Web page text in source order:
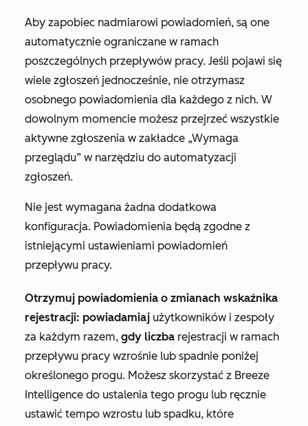
Aby zapobiec nadmiarowi powiadomień, są one
automatycznie ograniczane w ramach
poszczególnych przepływów pracy. Jeśli pojawi się
wiele zgłoszeń jednocześnie, nie otrzymasz
osobnego powiadomienia dla każdego z nich. W
dowolnym momencie możesz przejrzeć wszystkie
aktywne zgłoszenia w zakładce „Wymaga
przeglądu” w narzędziu do automatyzacji
zgłoszeń.
Nie jest wymagana żadna dodatkowa
konfiguracja. Powiadomienia będą zgodne z
istniejącymi ustawieniami powiadomień
przepływu pracy.
Otrzymuj powiadomienia o zmianach wskaźnika
rejestracji: powiadamiaj użytkowników i zespoły
za każdym razem, gdy liczba rejestracji w ramach
przepływu pracy wzrośnie lub spadnie poniżej
określonego progu. Możesz skorzystać z Breeze
Intelligence do ustalenia tego progu lub ręcznie
ustawić tempo wzrostu lub spadku, które